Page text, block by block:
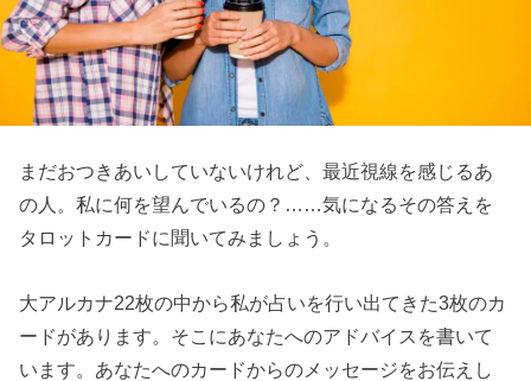
まだおつきあいしていないけれど、最近視線を感じるあ
の人。私に何を望んでいるの？……気になるその答えを
タロットカードに聞いてみましょう。
大アルカナ22枚の中から私が占いを行い出てきた3枚のカ
ードがあります。そこにあなたへのアドバイスを書いて
います。あなたへのカードからのメッセージをお伝えし